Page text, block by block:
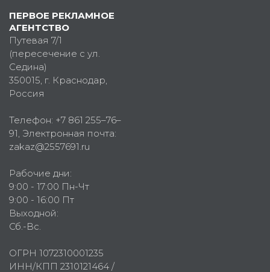
ПЕРВОЕ РЕКЛАМНОЕ
АГЕНТСТВО
Путевая 7/1
(пересечение с ул.
Седина)
350015, г. Краснодар,
Россия
Телефон: +7 861 255–76–
91, Электронная почта:
zakaz@2557691.ru
Рабочие дни:
9:00 - 17:00 Пн-Чт
9:00 - 16:00 Пт
Выходной:
Сб.-Вс.
ОГРН 1072310001235
ИНН/КПП 2310121464 /